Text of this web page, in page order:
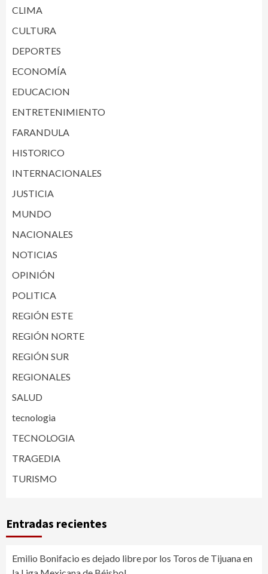
CLIMA
CULTURA
DEPORTES
ECONOMÍA
EDUCACION
ENTRETENIMIENTO
FARANDULA
HISTORICO
INTERNACIONALES
JUSTICIA
MUNDO
NACIONALES
NOTICIAS
OPINIÓN
POLITICA
REGIÓN ESTE
REGIÓN NORTE
REGIÓN SUR
REGIONALES
SALUD
tecnologia
TECNOLOGIA
TRAGEDIA
TURISMO
Entradas recientes
Emilio Bonifacio es dejado libre por los Toros de Tijuana en